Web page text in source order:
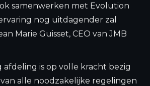
samenwerken met Evolution
nog uitdagender zal
Marie Guisset, CEO van JMB
is op volle kracht bezig
alle noodzakelijke regelingen